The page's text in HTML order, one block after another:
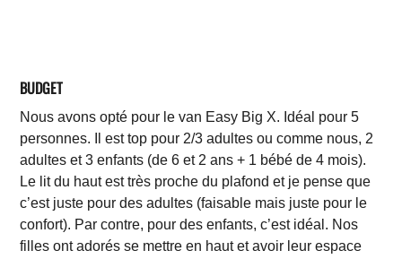
BUDGET
Nous avons opté pour le van Easy Big X. Idéal pour 5
personnes. Il est top pour 2/3 adultes ou comme nous, 2
adultes et 3 enfants (de 6 et 2 ans + 1 bébé de 4 mois).
Le lit du haut est très proche du plafond et je pense que
c’est juste pour des adultes (faisable mais juste pour le
confort). Par contre, pour des enfants, c’est idéal. Nos
filles ont adorés se mettre en haut et avoir leur espace